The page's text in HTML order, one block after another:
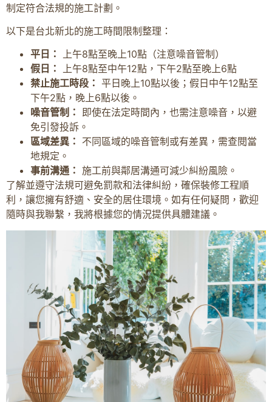
制定符合法規的施工計劃。
以下是台北新北的施工時間限制整理：
平日： 上午8點至晚上10點（注意噪音管制）
假日： 上午8點至中午12點，下午2點至晚上6點
禁止施工時段： 平日晚上10點以後；假日中午12點至
下午2點，晚上6點以後。
噪音管制： 即使在法定時間內，也需注意噪音，以避
免引發投訴。
區域差異： 不同區域的噪音管制或有差異，需查閱當
地規定。
事前溝通： 施工前與鄰居溝通可減少糾紛風險。
了解並遵守法規可避免罰款和法律糾紛，確保裝修工程順
利，讓您擁有舒適、安全的居住環境。如有任何疑問，歡迎
隨時與我聯繫，我將根據您的情況提供具體建議。